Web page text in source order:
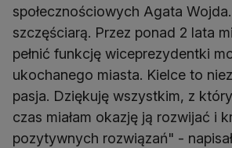
społecznościowych Agata
szczęściarą. Przez ponad 2 lata
pełnić funkcję wiceprezydentki
ukochanego miasta. Kielce to
pasja. Dziękuję wszystkim, z
czas miałam okazję ją rozwijać i
pozytywnych rozwiązań" -